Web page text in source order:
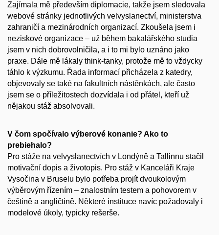
Zajímala mě především diplomacie, takže jsem sledovala
webové stránky jednotlivých velvyslanectví, ministerstva
zahraničí a mezinárodních organizací. Zkoušela jsem i
neziskové organizace – už během bakalářského studia
jsem v nich dobrovolničila, a i to mi bylo uznáno jako
praxe. Dále mě lákaly think-tanky, protože mě to vždycky
táhlo k výzkumu. Řada informací přicházela z katedry,
objevovaly se také na fakultních nástěnkách, ale často
jsem se o příležitostech dozvídala i od přátel, kteří už
nějakou stáž absolvovali.
V čom spočívalo výberové konanie? Ako to
prebiehalo?
Pro stáže na velvyslanectvích v Londýně a Tallinnu stačil
motivační dopis a životopis. Pro stáž v Kanceláři Kraje
Vysočina v Bruselu bylo potřeba projít dvoukolovým
výběrovým řízením – znalostním testem a pohovorem v
češtině a angličtině. Některé instituce navíc požadovaly i
modelové úkoly, typicky rešerše.